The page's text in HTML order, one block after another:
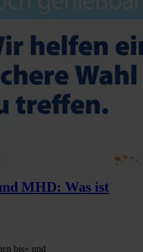
MHD: Was ist
bis« und